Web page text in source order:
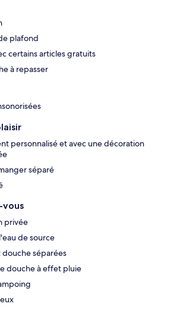
plafond
certains articles gratuits
à repasser
personnalisé et avec une décoration
séparé
vous
privée
de source
douche séparées
douche à effet pluie